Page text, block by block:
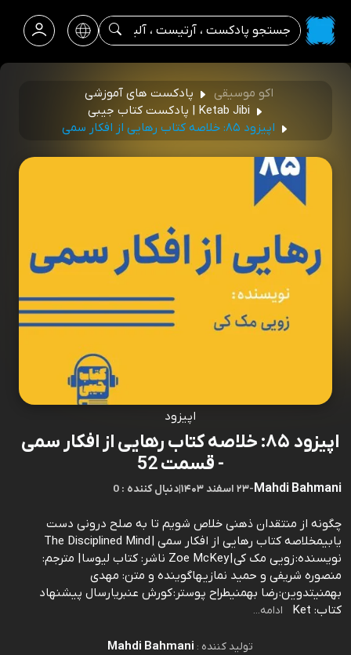
اکو موسیقی
پادکست های آموزشی
Ketab Jibi | پادکست کتاب جیبی
اپیزود ۸۵: خلاصه کتاب رهایی از افکار سمی
اپیزود
اپیزود ۸۵: خلاصه کتاب رهایی از افکار سمی
- قسمت 52
Mahdi Bahmani
-۲۳ اسفند ۱۴۰۳ |0 : دنبال کننده
چگونه از منتقدان ذهنی خلاص شویم تا به صلح درونی دست
یابیمخلاصه کتاب رهایی از افکار سمی | The Disciplined Mind
نویسنده: زویی مک کی | Zoe McKey ناشر: کتاب لیوسا | مترجم:
منصوره شریفی و حمید نمازیهاگوینده و متن: مهدی
بهمنیتدوین: رضا بهمنیطراح پوستر: کورش عنبریارسال پیشنهاد
کتاب: Ket
ادامه...
تولید کننده : Mahdi Bahmani